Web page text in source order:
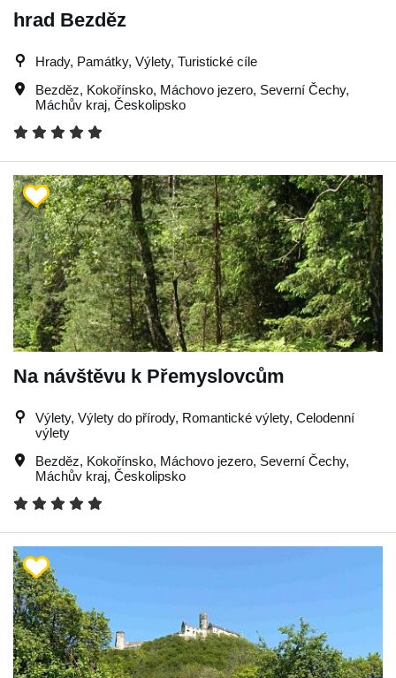
hrad Bezděz
Hrady, Památky, Výlety, Turistické cíle
Bezděz, Kokořínsko, Máchovo jezero, Severní Čechy,
Máchův kraj, Českolipsko
Na návštěvu k Přemyslovcům
Výlety, Výlety do přírody, Romantické výlety, Celodenní
výlety
Bezděz, Kokořínsko, Máchovo jezero, Severní Čechy,
Máchův kraj, Českolipsko